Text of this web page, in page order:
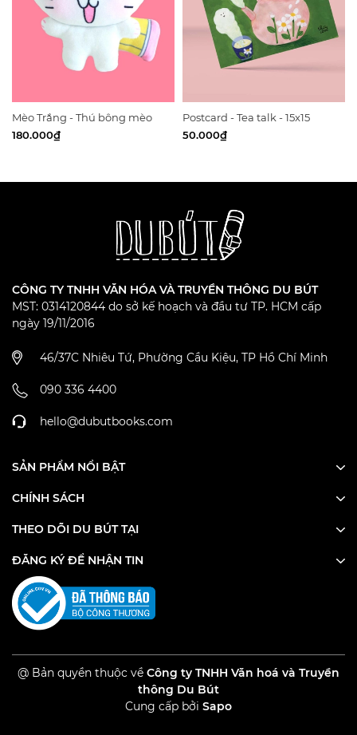
Mèo Trắng - Thú bông mèo
trắng bút chì
180.000₫
Postcard - Tea talk - 15x15
50.000₫
CÔNG TY TNHH VĂN HÓA VÀ TRUYỀN THÔNG DU BÚT
MST: 0314120844 do sở kế hoạch và đầu tư TP. HCM cấp
ngày 19/11/2016
46/37C Nhiêu Tứ, Phường Cầu Kiệu, TP Hồ Chí Minh
090 336 4400
hello@dubutbooks.com
SẢN PHẨM NỔI BẬT
CHÍNH SÁCH
THEO DÕI DU BÚT TẠI
ĐĂNG KÝ ĐỂ NHẬN TIN
@ Bản quyền thuộc về Công ty TNHH Văn hoá và Truyền
thông Du Bút
Cung cấp bởi Sapo